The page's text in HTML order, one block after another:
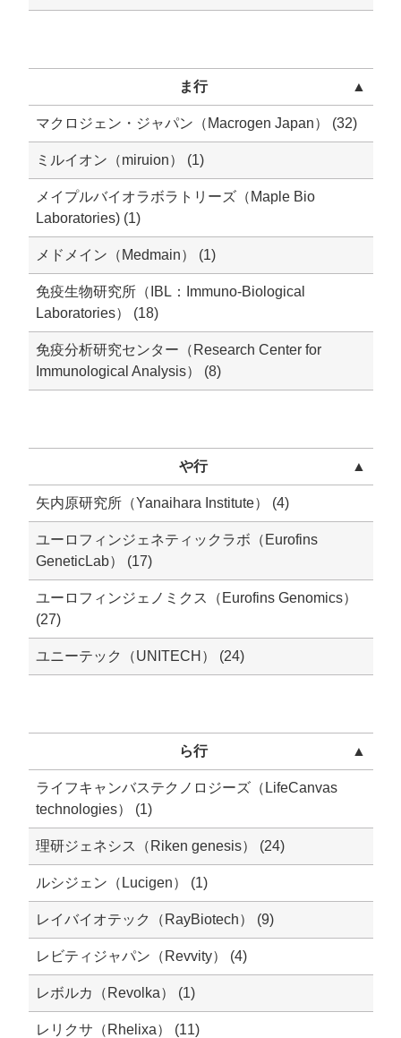
ま行 ▲
マクロジェン・ジャパン（Macrogen Japan） (32)
ミルイオン（miruion） (1)
メイプルバイオラボラトリーズ（Maple Bio
Laboratories) (1)
メドメイン（Medmain） (1)
免疫生物研究所（IBL：Immuno-Biological
Laboratories） (18)
免疫分析研究センター（Research Center for
Immunological Analysis） (8)
や行 ▲
矢内原研究所（Yanaihara Institute） (4)
ユーロフィンジェネティックラボ（Eurofins
GeneticLab） (17)
ユーロフィンジェノミクス（Eurofins Genomics）
(27)
ユニーテック（UNITECH） (24)
ら行 ▲
ライフキャンバステクノロジーズ（LifeCanvas
technologies） (1)
理研ジェネシス（Riken genesis） (24)
ルシジェン（Lucigen） (1)
レイバイオテック（RayBiotech） (9)
レビティジャパン（Revvity） (4)
レボルカ（Revolka） (1)
レリクサ（Rhelixa） (11)